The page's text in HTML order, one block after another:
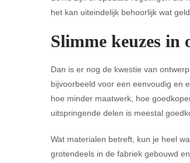
het kan uiteindelijk behoorlijk wat geld
Slimme keuzes in
Dan is er nog de kwestie van
bijvoorbeeld voor een eenvoudig en
hoe minder maatwerk, hoe
uitspringende delen is meestal
Wat materialen betreft, kun je heel
grotendeels in de fabriek gebouwd